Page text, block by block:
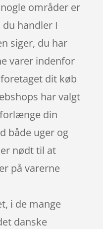
områder er
handler I
siger, du har
varer indenfor
dit køb
har valgt
din
både uger og
nødt til at
på varerne
i de mange
danske